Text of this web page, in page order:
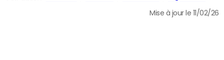
Mise à jour le 11/02/26